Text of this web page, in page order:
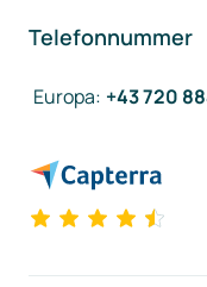
Telefonnummer
Europa: +43 720